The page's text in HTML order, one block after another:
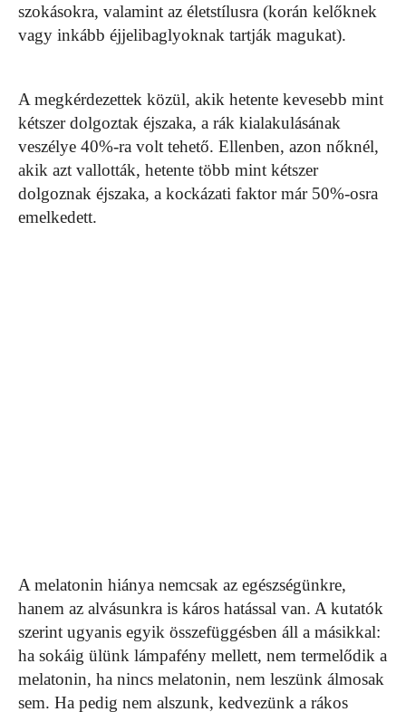
szokásokra, valamint az életstílusra (korán kelőknek
vagy inkább éjjelibaglyoknak tartják magukat).
A megkérdezettek közül, akik hetente kevesebb mint
kétszer dolgoztak éjszaka, a rák kialakulásának
veszélye 40%-ra volt tehető. Ellenben, azon nőknél,
akik azt vallották, hetente több mint kétszer
dolgoznak éjszaka, a kockázati faktor már 50%-osra
emelkedett.
A melatonin hiánya nemcsak az egészségünkre,
hanem az alvásunkra is káros hatással van. A kutatók
szerint ugyanis egyik összefüggésben áll a másikkal:
ha sokáig ülünk lámpafény mellett, nem termelődik a
melatonin, ha nincs melatonin, nem leszünk álmosak
sem. Ha pedig nem alszunk, kedvezünk a rákos